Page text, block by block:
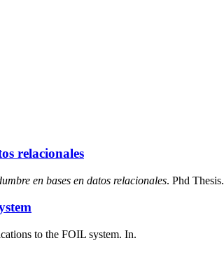
relacionales
en bases en datos relacionales. Phd Thesis.
to the FOIL system. In.